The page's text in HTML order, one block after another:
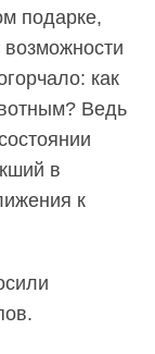
подарке,
возможности
как
Ведь
в
к